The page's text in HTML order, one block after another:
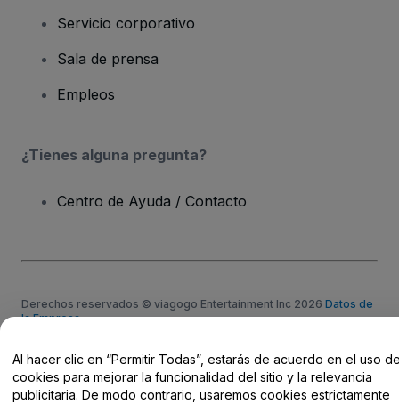
Servicio corporativo
Sala de prensa
Empleos
¿Tienes alguna pregunta?
Centro de Ayuda / Contacto
Derechos reservados © viagogo Entertainment Inc 2026 Datos de
la Empresa
y de laPolítica de Privacidad para Móviles
No compartir mi información personal ni tus opciones de
privacidad
Al hacer clic en “Permitir Todas”, estarás de acuerdo en el uso
cookies para mejorar la funcionalidad del sitio y la relevancia
publicitaria. De modo contrario, usaremos cookies estrictamente